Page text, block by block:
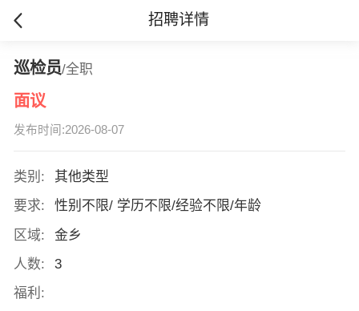
招聘详情
巡检员/全职
面议
发布时间:2026-08-07
类别:
其他类型
要求:
性别不限/ 学历不限/经验不限/年龄
区域:
金乡
人数:
3
福利: